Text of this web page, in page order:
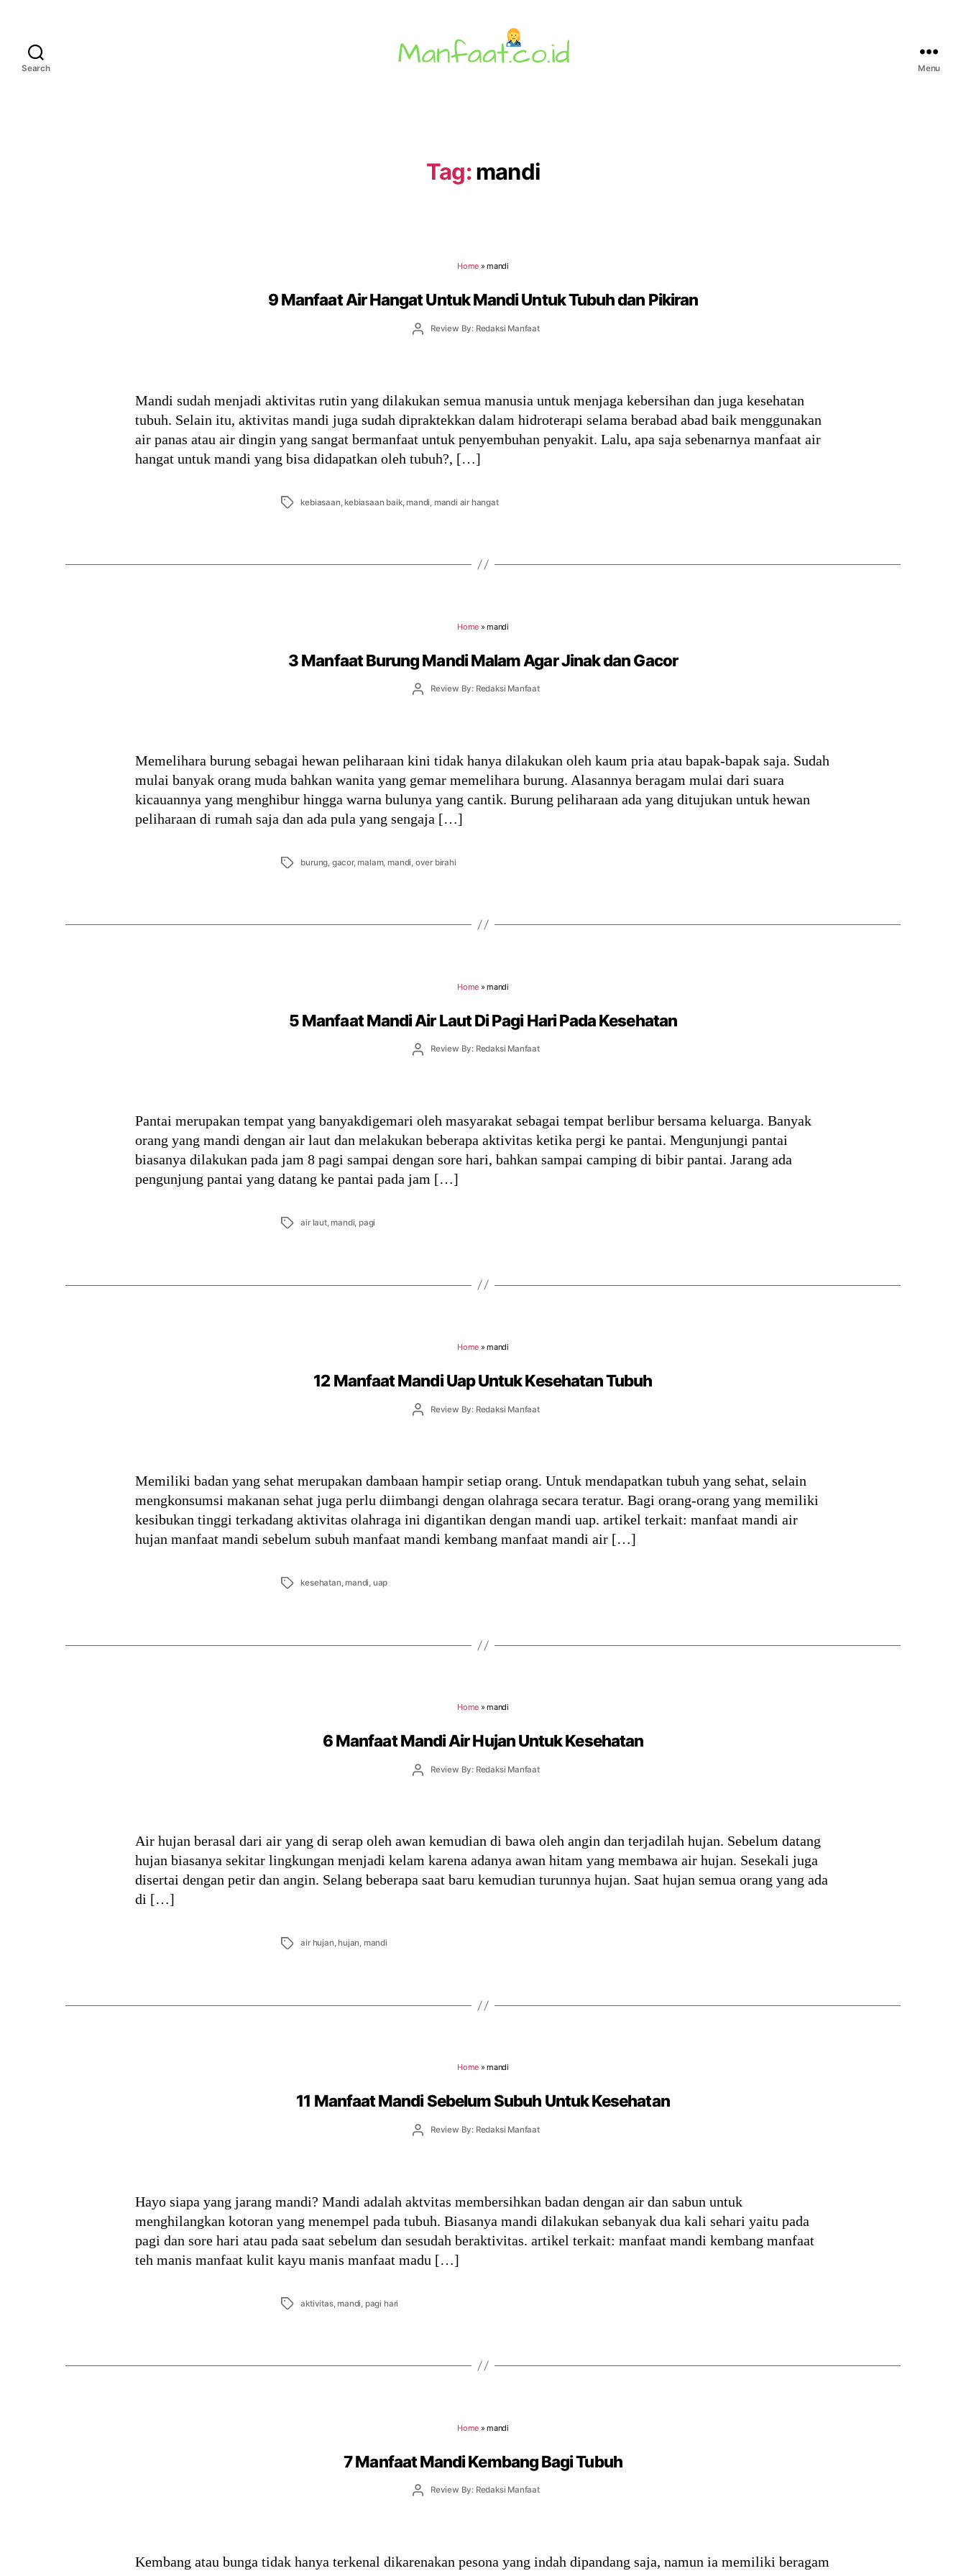
Search Menu
Tag:mandi
Home »mandi
9 Manfaat Air Hangat Untuk Mandi Untuk Tubuh dan Pikiran
PostReview By: Redaksi Manfaat
Mandi sudah menjadi aktivitas rutin yang dilakukan semua manusia untuk menjaga kebersihan dan juga kesehatan
tubuh. Selain itu, aktivitas mandi juga sudah dipraktekkan dalam hidroterapi selama berabad abad baik menggunakan
air panas atau air dingin yang sangat bermanfaat untuk penyembuhan penyakit. Lalu, apa saja sebenarnya manfaat air
hangat untuk mandi yang bisa didapatkan oleh tubuh?, […]
Tags kebiasaan ,kebiasaan baik,mandi mandi air hangat
Home »mandi
3 Manfaat Burung Mandi Malam Agar Jinak dan Gacor
PostReview By: Redaksi Manfaat
Memelihara burung sebagai hewan peliharaan kini tidak hanya dilakukan oleh kaum pria atau bapak-bapak saja. Sudah
mulai banyak orang muda bahkan wanita yang gemar memelihara burung. Alasannya beragam mulai dari suara
kicauannya yang menghibur hingga warna bulunya yang cantik. Burung peliharaan ada yang ditujukan untuk hewan
peliharaan di rumah saja dan ada pula yang sengaja […]
Tags burung gacor,malam,mandi over birahi
Home »mandi
5 Manfaat Mandi Air Laut Di Pagi Hari Pada Kesehatan
PostReview By: Redaksi Manfaat
Pantai merupakan tempat yang banyakdigemari oleh masyarakat sebagai tempat berlibur bersama keluarga. Banyak
orang yang mandi dengan air laut dan melakukan beberapa aktivitas ketika pergi ke pantai. Mengunjungi pantai
biasanya dilakukan pada jam 8 pagi sampai dengan sore hari, bahkan sampai camping di bibir pantai. Jarang ada
pengunjung pantai yang datang ke pantai pada jam […]
Tags air laut,mandi,pagi
Home »mandi
12 Manfaat Mandi Uap Untuk Kesehatan Tubuh
PostReview By: Redaksi Manfaat
Memiliki badan yang sehat merupakan dambaan hampir setiap orang. Untuk mendapatkan tubuh yang sehat, selain
mengkonsumsi makanan sehat juga perlu diimbangi dengan olahraga secara teratur. Bagi orang-orang yang memiliki
kesibukan tinggi terkadang aktivitas olahraga ini digantikan dengan mandi uap. artikel terkait: manfaat mandi air
hujan manfaat mandi sebelum subuh manfaat mandi kembang manfaat mandi air […]
Tags kesehatan,mandi, uap
Home »mandi
6 Manfaat Mandi Air Hujan Untuk Kesehatan
PostReview By: Redaksi Manfaat
Air hujan berasal dari air yang di serap oleh awan kemudian di bawa oleh angin dan terjadilah hujan. Sebelum datang
hujan biasanya sekitar lingkungan menjadi kelam karena adanya awan hitam yang membawa air hujan. Sesekali juga
disertai dengan petir dan angin. Selang beberapa saat baru kemudian turunnya hujan. Saat hujan semua orang yang ada
di […]
Tags air hujan, hujan, mandi
Home »mandi
11 Manfaat Mandi Sebelum Subuh Untuk Kesehatan
PostReview By: Redaksi Manfaat
Hayo siapa yang jarang mandi? Mandi adalah aktvitas membersihkan badan dengan air dan sabun untuk
menghilangkan kotoran yang menempel pada tubuh. Biasanya mandi dilakukan sebanyak dua kali sehari yaitu pada
pagi dan sore hari atau pada saat sebelum dan sesudah beraktivitas. artikel terkait: manfaat mandi kembang manfaat
teh manis manfaat kulit kayu manis manfaat madu […]
Tags aktivitas,mandi pagi hari
Home »mandi
7 Manfaat Mandi Kembang Bagi Tubuh
PostReview By: Redaksi Manfaat
Kembang atau bunga tidak hanya terkenal dikarenakan pesona yang indah dipandang saja, namun ia memiliki beragam